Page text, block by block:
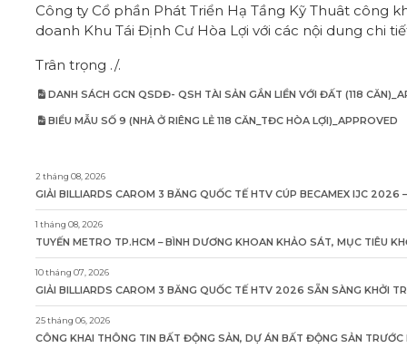
Công ty Cổ phần Phát Triển Hạ Tầng Kỹ Thuât công
doanh Khu Tái Định Cư Hòa Lợi với các nội dung chi
Trân trọng ./.
DANH SÁCH GCN QSDĐ- QSH TÀI SẢN GẮN LIỀN VỚI ĐẤT (118
BIỂU MẪU SỐ 9 (NHÀ Ở RIÊNG LẺ 118 CĂN_TĐC HÒA LỢI)_APPROVED
2 tháng 08, 2026
GIẢI BILLIARDS CAROM 3 BĂNG QUỐC TẾ HTV CÚP BECAMEX IJC 2026
1 tháng 08, 2026
TUYẾN METRO TP.HCM – BÌNH DƯƠNG KHOAN KHẢO SÁT, MỤC TIÊU
10 tháng 07, 2026
GIẢI BILLIARDS CAROM 3 BĂNG QUỐC TẾ HTV 2026 SẴN SÀNG KHỞI
25 tháng 06, 2026
CÔNG KHAI THÔNG TIN BẤT ĐỘNG SẢN, DỰ ÁN BẤT ĐỘNG SẢN